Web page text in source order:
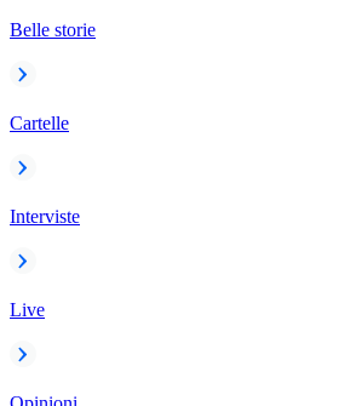
Belle storie
Cartelle
Interviste
Live